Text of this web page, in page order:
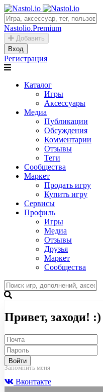
Nastolio.Premium
Добавить
Вход
Регистрация
Каталог
Игры
Аксессуары
Медиа
Публикации
Обсуждения
Комментарии
Отзывы
Теги
Сообщества
Маркет
Продать игру
Купить игру
Сервисы
Профиль
Игры
Медиа
Отзывы
Друзья
Маркет
Сообщества
Привет, заходи! :)
Войти
Запомнить меня
Вконтакте